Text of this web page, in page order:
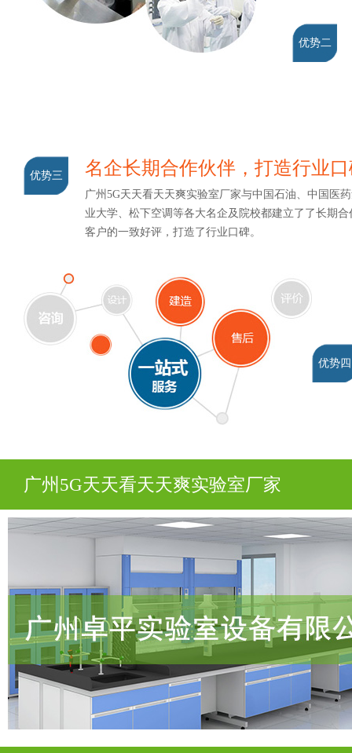
优势二
优势三 名企长期合作伙伴，打造行业
广州5G天天看天天爽实验室厂家与中国石油、中国医药
业大学、松下空调等各大名企及院校都建立了了长期合
客户的一致好评，打造了行业口碑。
优势四
广州5G天天看天天爽实验室厂家